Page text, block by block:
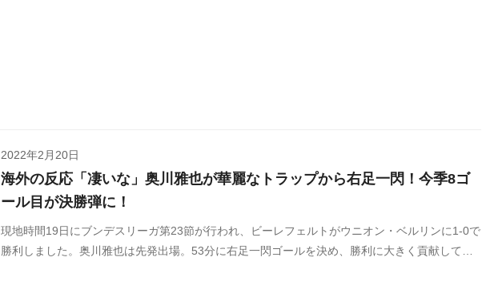
2022年2月20日
海外の反応「凄いな」奥川雅也が華麗なトラップから右足一閃！今季8ゴ
ール目が決勝弾に！
現地時間19日にブンデスリーガ第23節が行われ、ビーレフェルトがウニオン・ベルリンに1-0で
勝利しました。奥川雅也は先発出場。53分に右足一閃ゴールを決め、勝利に大きく貢献してい